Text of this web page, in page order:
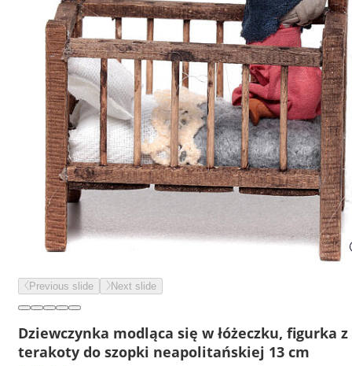
Previous slide Next slide
Dziewczynka modląca się w łóżeczku, figurka z
terakoty do szopki neapolitańskiej 13 cm